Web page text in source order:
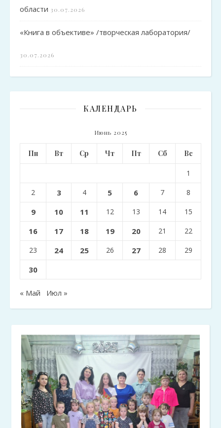
области 30.07.2026
«Книга в объективе» /творческая лаборатория/
30.07.2026
КАЛЕНДАРЬ
Июнь 2025
Пн Вт Ср Чт Пт Сб Вс
1
2 3 4 5 6 7 8
9 10 11 12 13 14 15
16 17 18 19 20 21 22
23 24 25 26 27 28 29
30
« Май Июл »